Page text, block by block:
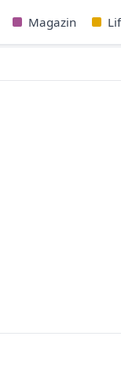
Magazin